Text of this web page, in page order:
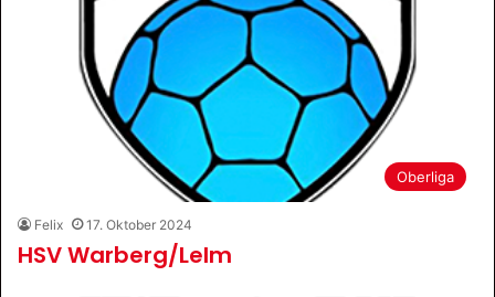
Oberliga
Felix 17. Oktober 2024
HSV Warberg/Lelm